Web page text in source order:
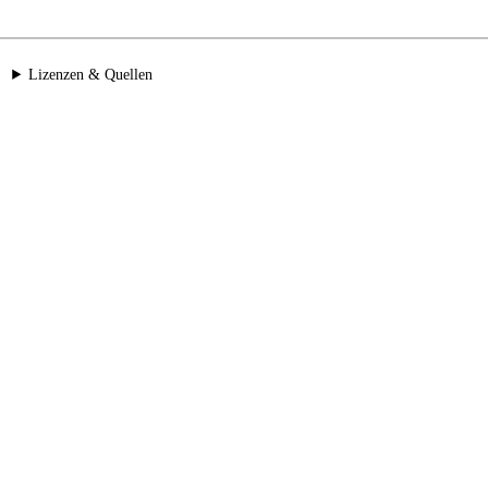
Lizenzen & Quellen